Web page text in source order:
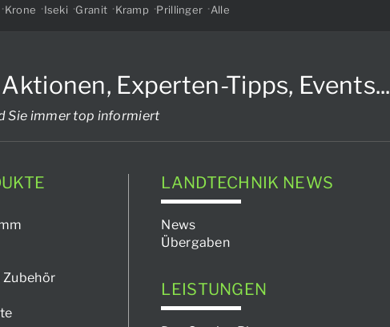
Krone Iseki Granit Kramp Prillinger Alle
Experten-Tipps, Events...
Sie immer top informiert
Zubehör
LANDTECHNIK NEWS
News
Übergaben
LEISTUNGEN